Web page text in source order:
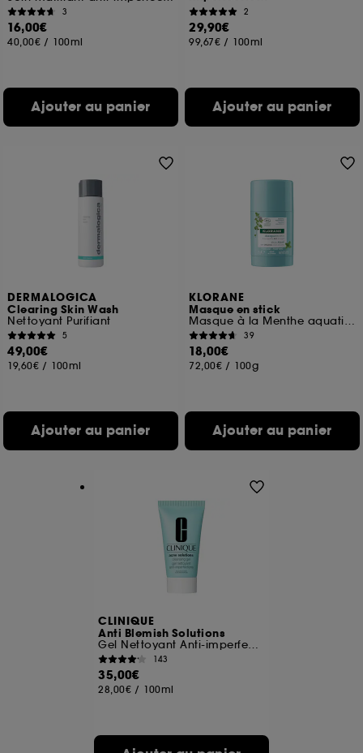
3
16,00€
40,00€ / 100ml
Ajouter au panier
2
29,90€
99,67€ / 100ml
Ajouter au panier
DERMALOGICA
Clearing Skin Wash
Nettoyant Purifiant
5
49,00€
19,60€ / 100ml
Ajouter au panier
KLORANE
Masque en stick
Masque à la Menthe aquatique BIO
39
18,00€
72,00€ / 100g
Ajouter au panier
CLINIQUE
Anti Blemish Solutions
Gel Nettoyant Anti-imperfections
143
35,00€
28,00€ / 100ml